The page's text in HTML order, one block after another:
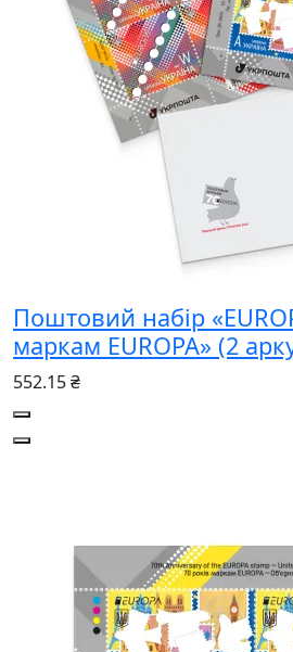
Поштовий набір
маркам EUROPA» (2
552.15 ₴